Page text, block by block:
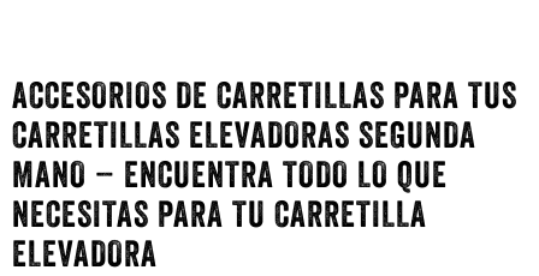
ACCESORIOS DE CARRETILLAS PARA TUS
CARRETILLAS ELEVADORAS SEGUNDA
MANO – ENCUENTRA TODO LO QUE
NECESITAS PARA TU CARRETILLA
ELEVADORA